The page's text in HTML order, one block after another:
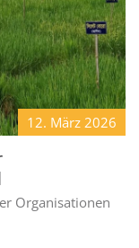
12. März 2026
Organisationen